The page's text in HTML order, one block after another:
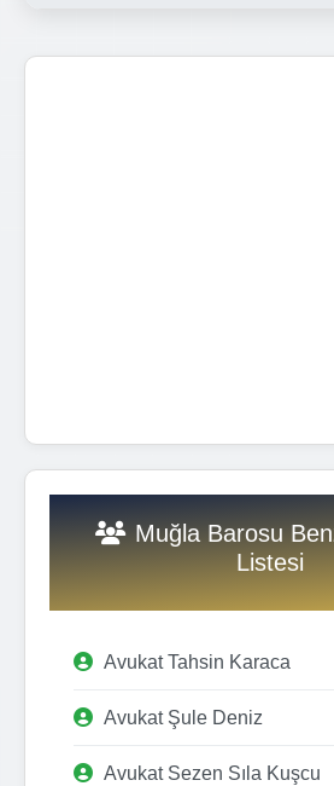
Muğla Barosu
Listesi
Avukat Tahsin Karaca
Avukat Şule Deniz
Avukat Sezen Sıla Kuşcu